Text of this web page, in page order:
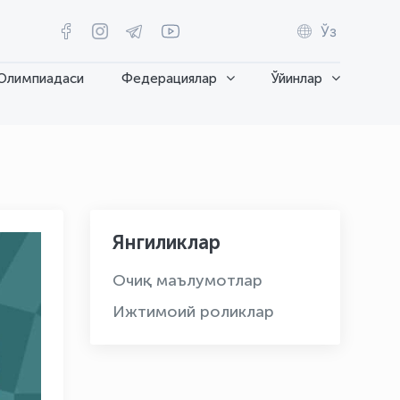
Ўз
Федерациялар Ўйинлар
Янгиликлар
Очиқ маълумотлар
Ижтимоий роликлар